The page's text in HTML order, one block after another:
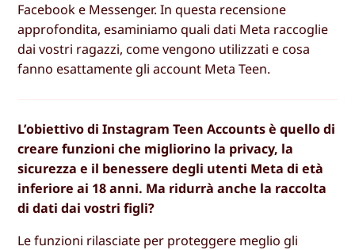
Facebook e Messenger. In questa recensione
approfondita, esaminiamo quali dati Meta raccoglie
dai vostri ragazzi, come vengono utilizzati e cosa
fanno esattamente gli account Meta Teen.
L’obiettivo di Instagram Teen Accounts è quello di
creare funzioni che migliorino la privacy, la
sicurezza e il benessere degli utenti Meta di età
inferiore ai 18 anni. Ma ridurrà anche la raccolta
di dati dai vostri figli?
Le funzioni rilasciate per proteggere meglio gli